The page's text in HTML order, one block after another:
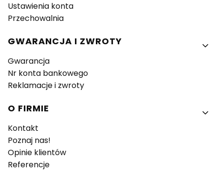
Ustawienia konta
Przechowalnia
GWARANCJA I ZWROTY
Gwarancja
Nr konta bankowego
Reklamacje i zwroty
O FIRMIE
Kontakt
Poznaj nas!
Opinie klientów
Referencje